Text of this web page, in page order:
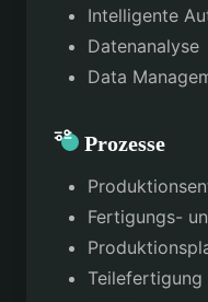
Intelligente
Datenanalyse
Data
Prozesse
Fertigungs-
Teilefertigung